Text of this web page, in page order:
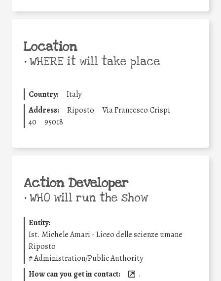
Location
•WHERE it will take place
Country:
Italy
Address:
Riposto
Via Francesco Crispi
40
95018
Action Developer
•WHO will run the show
Entity:
Ist. Michele Amari - Liceo delle scienze umane
Riposto
#Administration/Public Authority
How can you get in contact:
.